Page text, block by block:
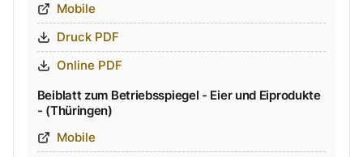
Mobile
Druck PDF
Online PDF
Beiblatt zum Betriebsspiegel - Eier und Eiprodukte
- (Thüringen)
Mobile